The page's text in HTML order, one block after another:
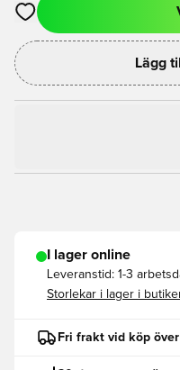
Öppnar en Modal för att
Lägg
I lager online
Leveranstid: 1-3
Storlekar i lager i
Fri frakt vid köp